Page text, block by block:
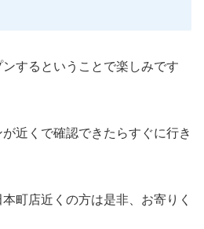
するということで楽しみです
近くで確認できたらすぐに行き
町店近くの方は是非、お寄りく